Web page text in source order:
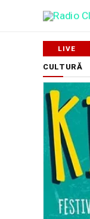
CULTURĂ